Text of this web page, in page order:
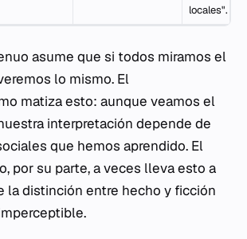
locales".
asume que si todos miramos el
lo mismo. El
matiza esto: aunque veamos el
interpretación depende de
que hemos aprendido. El
por su parte, a veces lleva esto a
la distinción entre hecho y ficción